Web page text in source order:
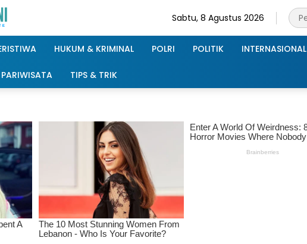
Sabtu, 8 Agustus 2026
HUKUM & KRIMINAL POLRI POLITIK INTERNASIONAL
PARIWISATA TIPS & TRIK